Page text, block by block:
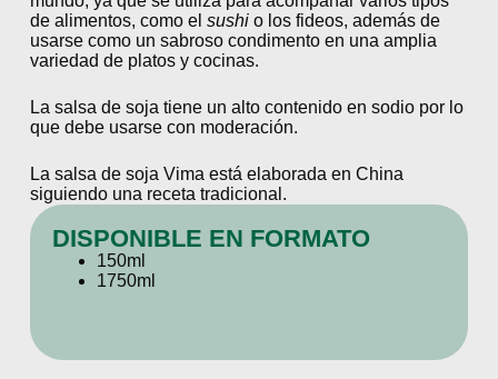
de alimentos, como el sushio los fideos, además de
usarse como un sabroso condimento en una amplia
variedad de platos y cocinas.
La salsa de soja tiene un alto contenido en sodio por lo
que debe usarse con moderación.
La salsa de soja Vima está elaborada en China
siguiendo una receta tradicional.
DISPONIBLE EN FORMATO
150ml
1750ml